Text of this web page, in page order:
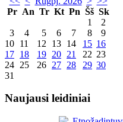
Pr An Tr Kt Pn Šš Sk
1
2
3
4 5 6 7 8
9
10 11 12 13 14 15 16
17 18 19 20 21 22 23
24 25 26 27 28 29 30
31
Naujausi leidiniai